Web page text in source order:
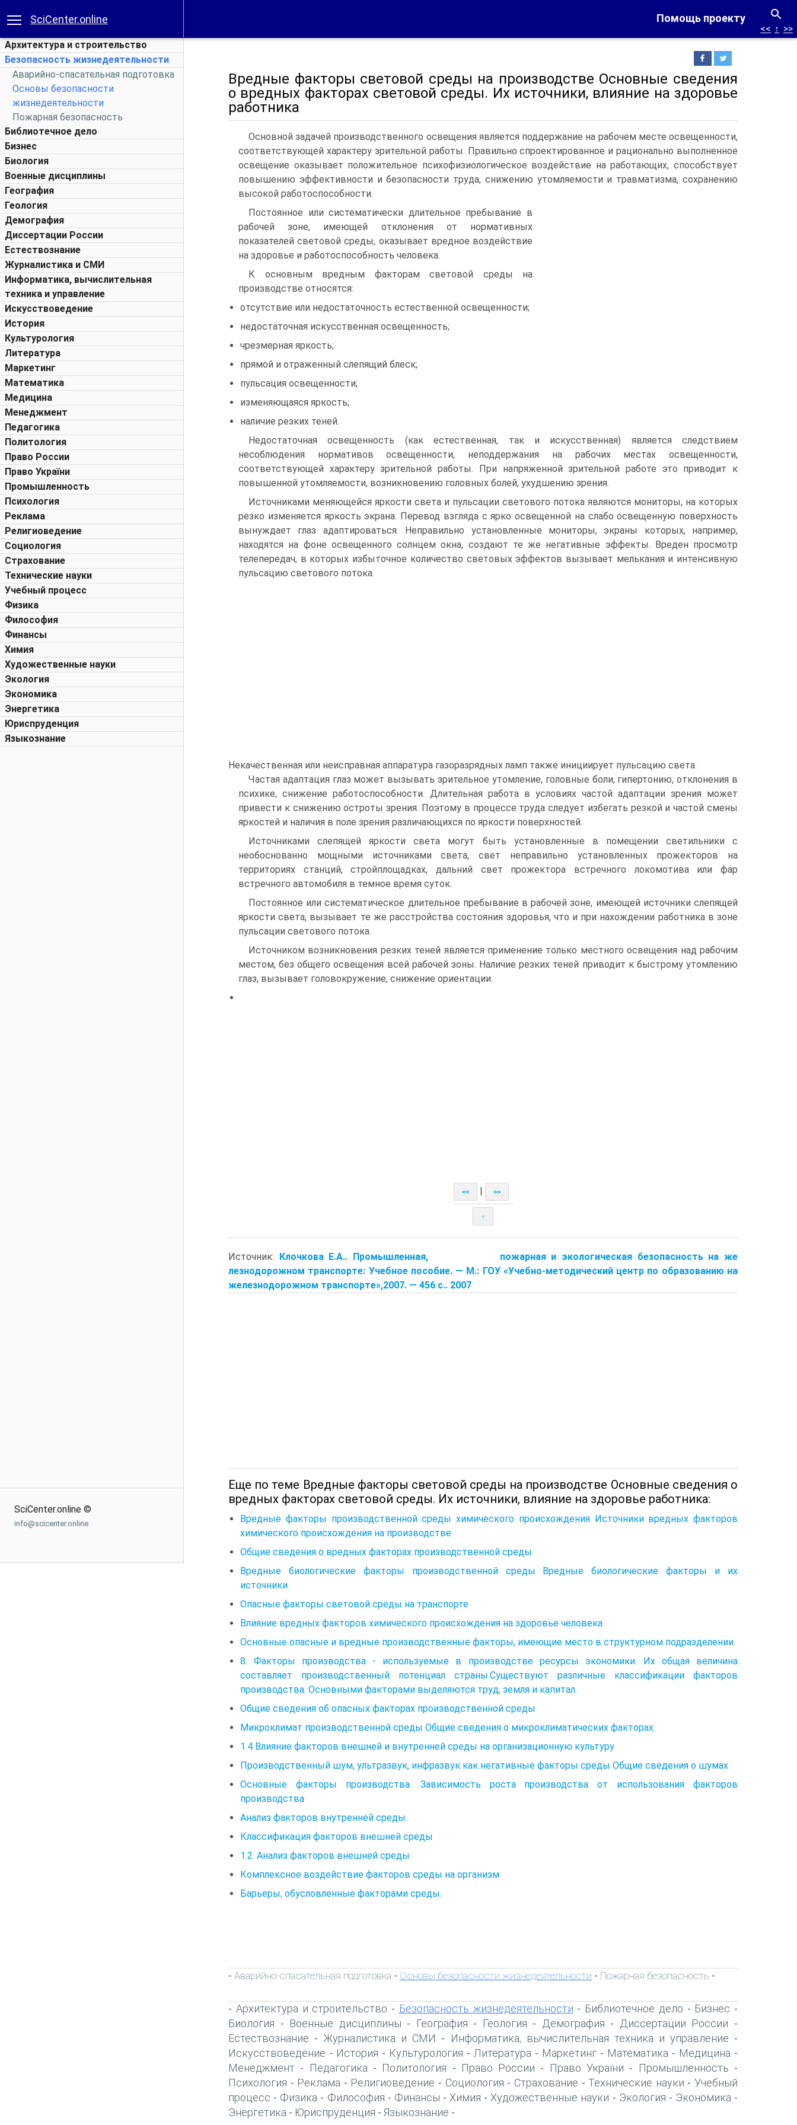
Помощь проекту
SciCenter.online
Архитектура и строительство
Безопасность жизнедеятельности
Аварийно-спасательная подготовка
Основы безопасности
жизнедеятельности
Пожарная безопасность
Библиотечное дело
Бизнес
Биология
Военные дисциплины
География
Геология
Демография
Диссертации России
Естествознание
Журналистика и СМИ
Информатика, вычислительная
техника и управление
Искусствоведение
История
Культурология
Литература
Маркетинг
Математика
Медицина
Менеджмент
Педагогика
Политология
Право России
Право України
Промышленность
Психология
Реклама
Религиоведение
Социология
Страхование
Технические науки
Учебный процесс
Физика
Философия
Финансы
Химия
Художественные науки
Экология
Экономика
Энергетика
Юриспруденция
Языкознание
SciCenter.online ©
info@scicenter.online
<< ↑ >>
Вредные факторы световой среды на производстве Основные сведения
о вредных факторах световой среды. Их источники, влияние на здоровье
работника
Основной задачей производственного освещения является поддержание на рабочем месте освещенности,
соответствующей характеру зрительной работы. Правильно спроектированное и рационально выполненное
освещение оказывает положительное психофизиологическое воздействие на работающих, способствует
повышению эффективности и безопасности труда, снижению утомляемости и травматизма, сохранению
высокой работоспособности.
Постоянное или систематически длительное пребывание в
рабочей зоне, имеющей отклонения от нормативных
показателей световой среды, оказывает вредное воздействие
на здоровье и работоспособность человека.
К основным вредным факторам световой среды на
производстве относятся:
отсутствие или недостаточность естественной освещенности;
недостаточная искусственная освещенность;
чрезмерная яркость;
прямой и отраженный слепящий блеск;
пульсация освещенности;
изменяющаяся яркость;
наличие резких теней.
Недостаточная освещенность (как естественная, так и искусственная) является следствием
несоблюдения нормативов освещенности, неподдержания на рабочих местах освещенности,
соответствующей характеру зрительной работы. При напряженной зрительной работе это приводит к
повышенной утомляемости, возникновению головных болей, ухудшению зрения.
Источниками меняющейся яркости света и пульсации светового потока являются мониторы, на которых
резко изменяется яркость экрана. Перевод взгляда с ярко освещенной на слабо освещенную поверхность
вынуждает глаз адаптироваться. Неправильно установленные мониторы, экраны которых, например,
находятся на фоне освещенного солнцем окна, создают те же негативные эффекты. Вреден просмотр
телепередач, в которых избыточное количество световых эффектов вызывает мелькания и интенсивную
пульсацию светового потока.
Некачественная или неисправная аппаратура газоразрядных ламп также инициирует пульсацию света.
Частая адаптация глаз может вызывать зрительное утомление, головные боли, гипертонию, отклонения в
психике, снижение работоспособности. Длительная работа в условиях частой адаптации зрения может
привести к снижению остроты зрения. Поэтому в процессе труда следует избегать резкой и частой смены
яркостей и наличия в поле зрения различающихся по яркости поверхностей.
Источниками слепящей яркости света могут быть установленные в помещении светильники с
необоснованно мощными источниками света, свет неправильно установленных прожекторов на
территориях станций, стройплощадках, дальний свет прожектора встречного локомотива или фар
встречного автомобиля в темное время суток.
Постоянное или систематическое длительное пребывание в рабочей зоне, имеющей источники слепящей
яркости света, вызывает те же расстройства состояния здоровья, что и при нахождении работника в зоне
пульсации светового потока.
Источником возникновения резких теней является применение только местного освещения над рабочим
местом, без общего освещения всей рабочей зоны. Наличие резких теней приводит к быстрому утомлению
глаз, вызывает головокружение, снижение ориентации.
<< >>
↑
Источник: Клочкова Е.А.. Промышленная, пожарная и экологическая безопасность на же
лезнодорожном транспорте: Учебное пособие. — М.: ГОУ «Учебно-методический центр по образованию на
железнодорожном транспорте»,2007. — 456 с.. 2007
Еще по теме Вредные факторы световой среды на производстве Основные сведения о
вредных факторах световой среды. Их источники, влияние на здоровье работника:
Вредные факторы производственной среды химического происхождения Источники вредных факторов
химического происхождения на производстве
Общие сведения о вредных факторах производственной среды
Вредные биологические факторы производственной среды Вредные биологические факторы и их
источники
Опасные факторы световой среды на транспорте
Влияние вредных факторов химического происхождения на здоровье человека
Основные опасные и вредные производственные факторы, имеющие место в структурном подразделении
8. Факторы производства - используемые в производстве ресурсы экономики. Их общая величина
составляет производственный потенциал страны.Существуют различные классификации факторов
производства. Основными факторами выделяются труд, земля и капитал.
Общие сведения об опасных факторах производственной среды
Микроклимат производственной среды Общие сведения о микроклиматических факторах.
1.4 Влияние факторов внешней и внутренней среды на организационную культуру
Производственный шум, ультразвук, инфразвук как негативные факторы среды Общие сведения о шумах
Основные факторы производства. Зависимость роста производства от использования факторов
производства
Анализ факторов внутренней среды.
Классификация факторов внешней среды
1.2. Анализ факторов внешней среды
Комплексное воздействие факторов среды на организм
Барьеры, обусловленные факторами среды.
- Аварийно-спасательная подготовка - Основы безопасности жизнедеятельности - Пожарная безопасность -
- Архитектура и строительство - Безопасность жизнедеятельности - Библиотечное дело - Бизнес -
Биология - Военные дисциплины - География - Геология - Демография - Диссертации России -
Естествознание - Журналистика и СМИ - Информатика, вычислительная техника и управление -
Искусствоведение - История - Культурология - Литература - Маркетинг - Математика - Медицина -
Менеджмент - Педагогика - Политология - Право России - Право України - Промышленность -
Психология - Реклама - Религиоведение - Социология - Страхование -Технические науки -Учебный
процесс - Физика - Философия - Финансы - Химия - Художественные науки - Экология - Экономика -
Энергетика - Юриспруденция - Языкознание -